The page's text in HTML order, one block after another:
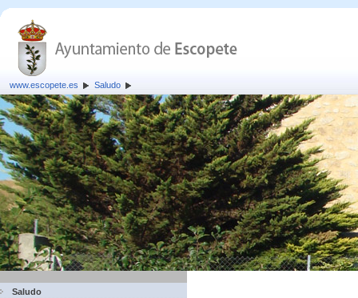
www.escopete.es Saludo
Saludo